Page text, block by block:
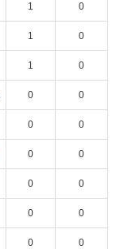
1 0
1 0
1 0
0 0
0 0
0 0
0 0
0 0
0 0